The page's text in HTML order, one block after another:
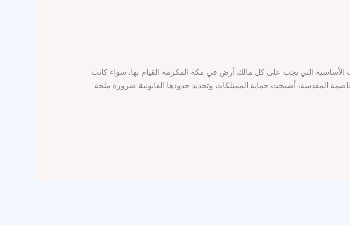
التي يجب على كل مالك أرض في مكة المكرمة القيام بها، سواء كانت
المقدسة، أصبحت حماية الممتلكات وتحديد حدودها القانونية ضرورة ملحة